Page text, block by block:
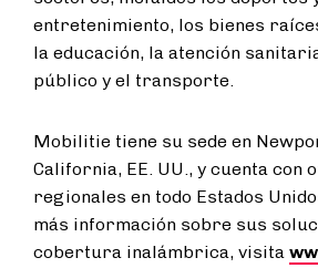
entretenimiento, los bienes
la educación, la atención
público y el transporte.
Mobilitie tiene su sede en
California, EE. UU., y cuenta con
regionales en todo Estados
más información sobre sus
cobertura inalámbrica, visita